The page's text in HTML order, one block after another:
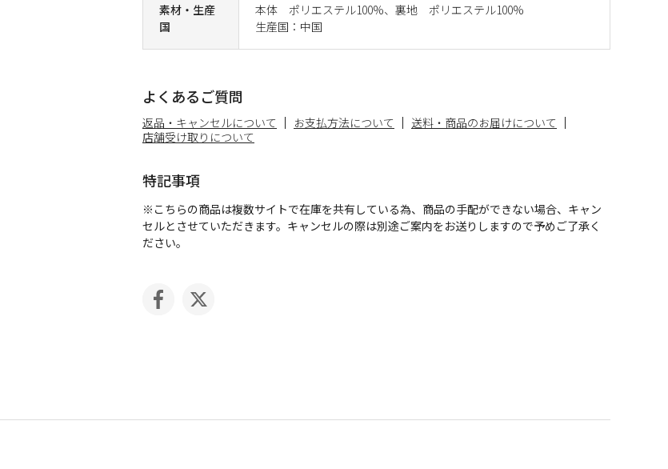
素材・生産
国
本体 ポリエステル100%、裏地 ポリエステル100%
生産国：中国
よくあるご質問
返品・キャンセルについて お支払方法について
送料・商品のお届けについて
店舗受け取りについて
特記事項
※こちらの商品は複数サイトで在庫を共有している為、商品の手配ができない場合、キャン
セルとさせていただきます。キャンセルの際は別途ご案内をお送りしますので予めご了承く
ださい。